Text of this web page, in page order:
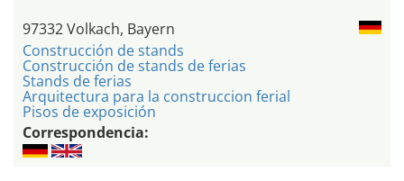
97332 Volkach, Bayern
Construcción de stands
Construcción de stands de ferias
Stands de ferias
Arquitectura para la construccion ferial
Pisos de exposición
Correspondencia: